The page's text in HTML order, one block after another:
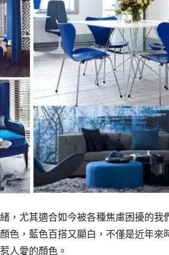
，尤其適合如今被各種焦慮困擾的我
色，藍色百搭又顯白，不僅是近年來
人愛的顏色。